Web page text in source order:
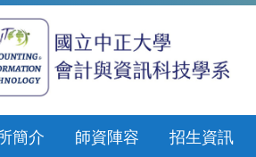
簡介 師資陣容 招生資訊